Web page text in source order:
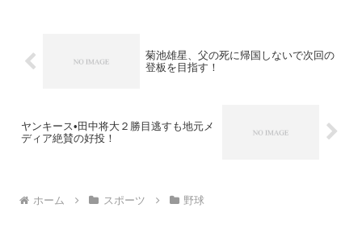
菊池雄星、父の死に帰国しないで次回の
登板を目指す！
ヤンキース•田中将大２勝目逃すも地元メ
ディア絶賛の好投！
ホーム スポーツ 野球